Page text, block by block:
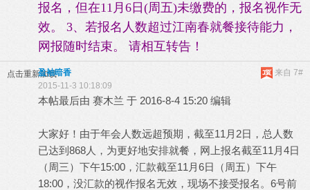
报名，但在11月6日(周五)未缴费的，报名视作无
效。 3、若报名人数超过江南春就餐接待能力，
网报随时结束。 请相互转告！
点击重新加载 来自 7#
盈袖暗香
2015-11-3 10:18:09
本帖最后由 赛木兰 于 2016-8-4 15:20 编辑
大家好！由于年会人数远超预期，截至11月2日，总人数
已达到868人，为更好地安排就餐，网上报名截至11月4日
（周三）下午15:00，汇款截至11月6日（周五）下午
18:00，没汇款的视作报名无效，现场不接受报名。6号前